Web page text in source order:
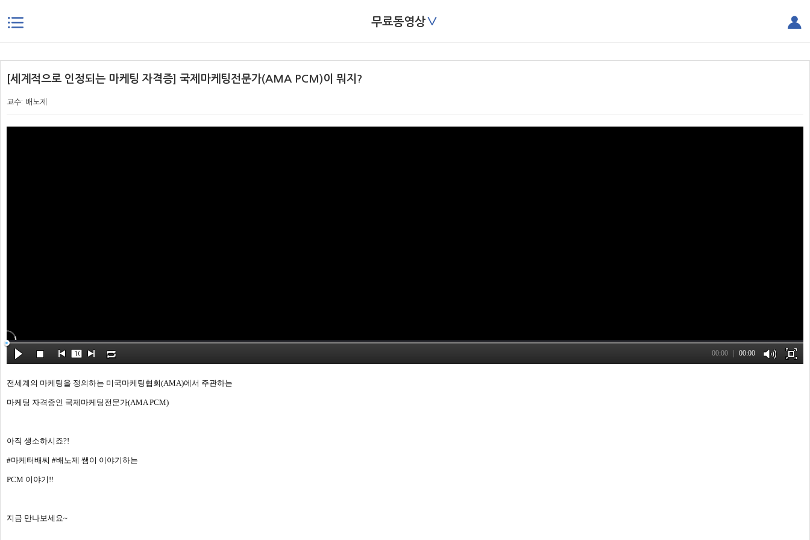
무료동영상∨
[세계적으로 인정되는 마케팅 자격증] 국제마케팅전문가(AMA PCM)이 뭐지?
교수: 배노제
00:00 00:00
전세계의 마케팅을 정의하는 미국마케팅협회(AMA)에서 주관하는
마케팅 자격증인 국제마케팅전문가(AMA PCM)
아직 생소하시죠?!
#마케터배씨 #배노제 쌤이 이야기하는
PCM 이야기!!
지금 만나보세요~